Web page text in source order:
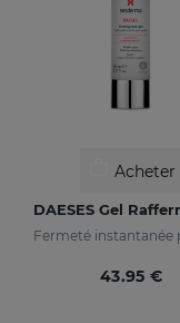
Acheter
43.95 €